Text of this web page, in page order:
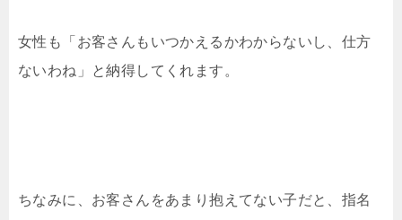
女性も「お客さんもいつかえるかわからないし、仕方
ないわね」と納得してくれます。
ちなみに、お客さんをあまり抱えてない子だと、指名